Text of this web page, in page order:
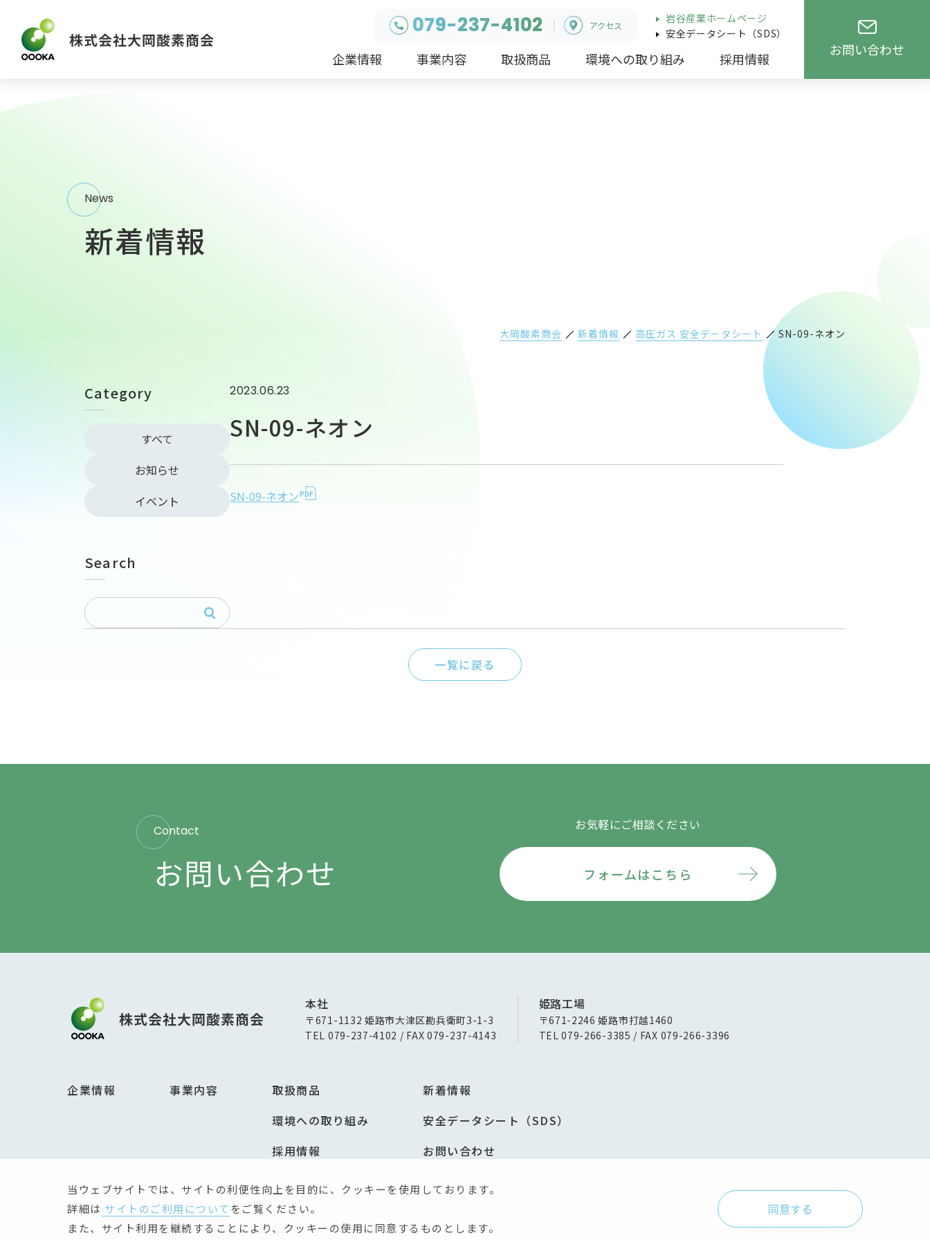
079-237-4102 アクセス
岩谷産業ホームページ
安全データシート（SDS）
企業情報 事業内容 取扱商品 環境への取り組み 採用情報
お問い合わせ
News
新着情報
大岡酸素商会 新着情報 高圧ガス 安全データシート SN-09-ネオン
Category
すべて
お知らせ
イベント
Search
2023.06.23
SN-09-ネオン
SN-09-ネオン
一覧に戻る
Contact
お問い合わせ
お気軽にご相談ください
フォームはこちら
本社
〒671-1132 姫路市大津区勘兵衛町3-1-3
TEL 079-237-4102 / FAX 079-237-4143
姫路工場
〒671-2246 姫路市打越1460
TEL 079-266-3385 / FAX 079-266-3396
企業情報 事業内容
取扱商品
環境への取り組み
採用情報
新着情報
安全データシート（SDS）
お問い合わせ
サイトのご利用について 個人情報保護方針 サイトマップ © oookasansosyokai Corp
当ウェブサイトでは、サイトの利便性向上を目的に、クッキーを使用しております。
詳細は サイトのご利用についてをご覧ください。
また、サイト利用を継続することにより、クッキーの使用に同意するものとします。
同意する